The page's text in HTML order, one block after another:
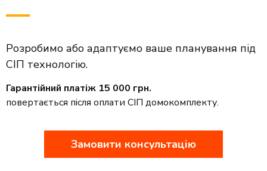
Розробимо або адаптуємо ваше планування під
СІП технологію.
Гарантійний платіж 15 000 грн.
повертається після оплати СІП домокомплекту.
Замовити консультацію